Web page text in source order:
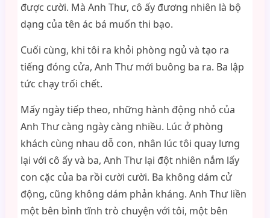
được cười. Mà Anh Thư, cô ấy đương nhiên là bộ
dạng của tên ác bá muốn thi bạo.
Cuối cùng, khi tôi ra khỏi phòng ngủ và tạo ra
tiếng đóng cửa, Anh Thư mới buông ba ra. Ba lập
tức chạy trối chết.
Mấy ngày tiếp theo, những hành động nhỏ của
Anh Thư càng ngày càng nhiều. Lúc ở phòng
khách cùng nhau dỗ con, nhân lúc tôi quay lưng
lại với cô ấy và ba, Anh Thư lại đột nhiên nắm lấy
con cặc của ba rồi cười cười. Ba không dám cử
động, cũng không dám phản kháng. Anh Thư liền
một bên bình tĩnh trò chuyện với tôi, một bên